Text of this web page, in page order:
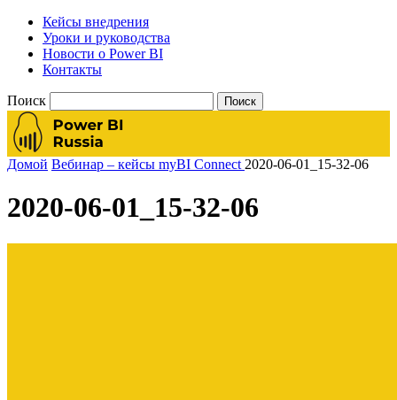
Кейсы внедрения
Уроки и руководства
Новости о Power BI
Контакты
Поиск
Домой Вебинар – кейсы myBI Connect 2020-06-01_15-32-06
2020-06-01_15-32-06